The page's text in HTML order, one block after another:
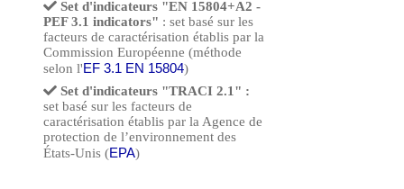
Set d'indicateurs "EN 15804+A2 -
PEF 3.1 indicators" : set basé sur les
facteurs de caractérisation établis par la
Commission Européenne (méthode
selon l'EF 3.1 EN 15804)
Set d'indicateurs "TRACI 2.1" :
set basé sur les facteurs de
caractérisation établis par la Agence de
protection de l’environnement des
États-Unis (EPA)